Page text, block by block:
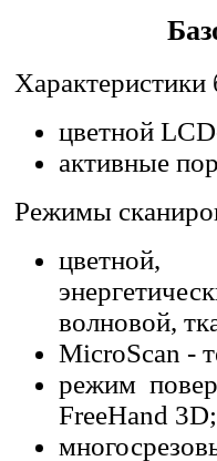
Характеристики
цветной
активные
Режимы
цветной,
волновой,
MicroScan -
режим
FreeHand 3D;